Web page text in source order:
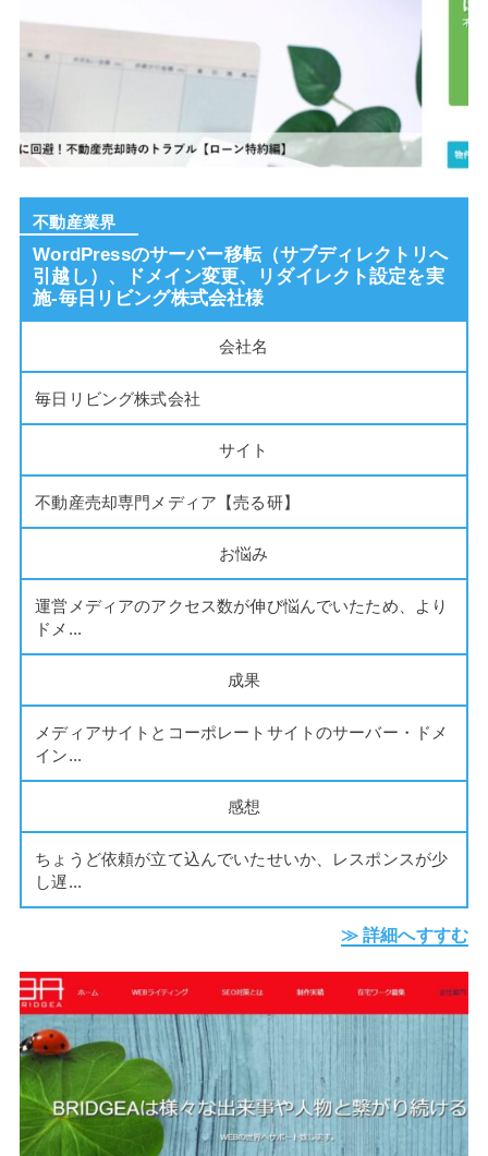
不動産業界
WordPressのサーバー移転（サブディレクトリへ
引越し）、ドメイン変更、リダイレクト設定を実
施-毎日リビング株式会社様
会社名
毎日リビング株式会社
サイト
不動産売却専門メディア【売る研】
お悩み
運営メディアのアクセス数が伸び悩んでいたため、より
ドメ...
成果
メディアサイトとコーポレートサイトのサーバー・ドメ
イン...
感想
ちょうど依頼が立て込んでいたせいか、レスポンスが少
し遅...
≫ 詳細へすすむ